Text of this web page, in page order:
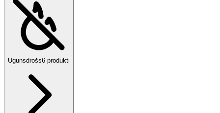
Ugunsdrošs6 produkti